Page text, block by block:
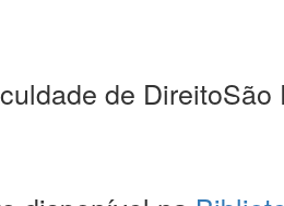
de DireitoSão